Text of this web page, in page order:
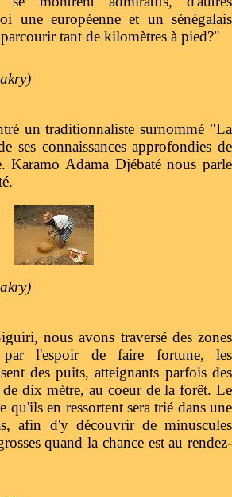
une européenne et un sénégalais
tant de kilomètres à pied?"
un traditionnaliste surnommé "La
ses connaissances approfondies de
Karamo Adama Djébaté nous parle
nous avons traversé des zones
par l'espoir de faire fortune, les
des puits, atteignants parfois des
dix mètre, au coeur de la forêt. Le
qu'ils en ressortent sera trié dans une
afin d'y découvrir de minuscules
quand la chance est au rendez-